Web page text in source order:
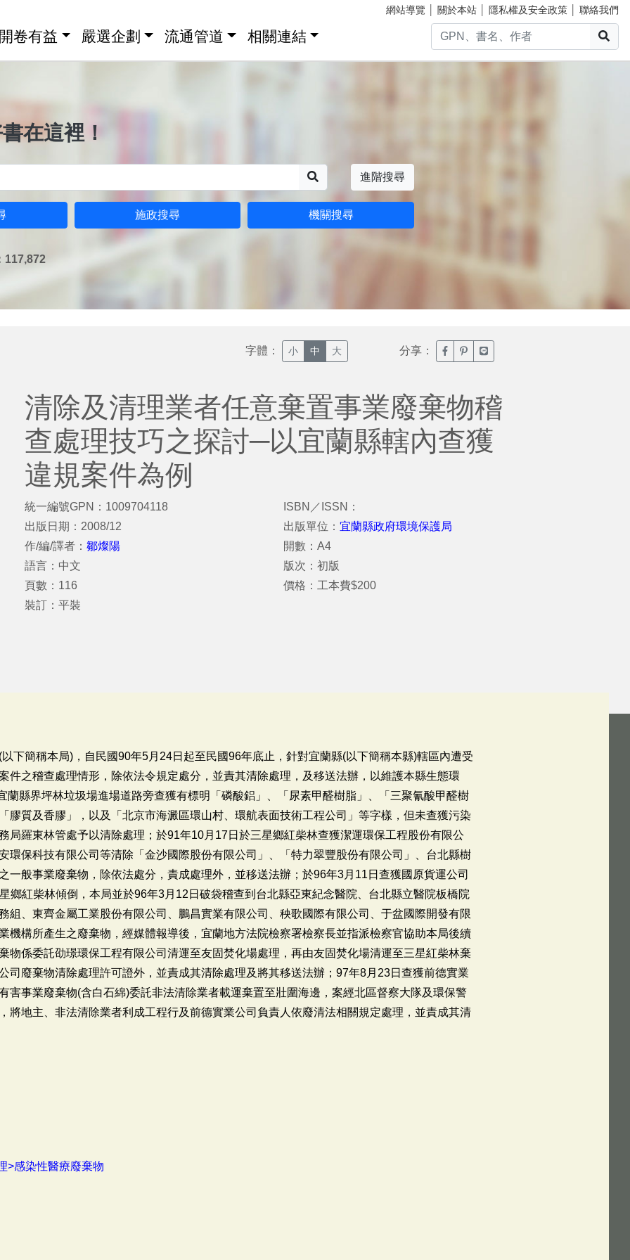
網站導覽 關於本站 隱私權及安全政策 聯絡我們
卷有益 嚴選企劃 流通管道 相關連結
在這裡！
進階搜尋
施政搜尋 機關搜尋
117,872
字體： 小 中 大 分享： 臉書分享(另開新視窗)
噗浪分享(另開新視窗)
Line分享(另開新視窗)
清除及清理業者任意棄置事業廢棄物稽
查處理技巧之探討─以宜蘭縣轄內查獲
違規案件為例
統一編號GPN：1009704118
出版日期：2008/12
作/編/譯者： 鄒燦陽
語言：中文
頁數：116
裝訂：平裝
ISBN／ISSN：
出版單位：宜蘭縣政府環境保護局
開數：A4
版次：初版
價格：工本費$200
下簡稱本局)，自民國90年5月24日起至民國96年底止，針對宜蘭縣(以下簡稱本縣)轄區內遭受
件之稽查處理情形，除依法令規定處分，並責其清除處理，及移送法辦，以維護本縣生態環
蘭縣界坪林垃圾場進場道路旁查獲有標明「磷酸鋁」、「尿素甲醛樹脂」、「三聚氰酸甲醛樹
膠質及香膠」，以及「北京市海澱區環山村、環航表面技術工程公司」等字樣，但未查獲污染
局羅東林管處予以清除處理；於91年10月17日於三星鄉紅柴林查獲潔運環保工程股份有限公
環保科技有限公司等清除「金沙國際股份有限公司」、「特力翠豐股份有限公司」、台北縣樹
一般事業廢棄物，除依法處分，責成處理外，並移送法辦；於96年3月11日查獲國原貨運公司
鄉紅柴林傾倒，本局並於96年3月12日破袋稽查到台北縣亞東紀念醫院、台北縣立醫院板橋院
組、東齊金屬工業股份有限公司、鵬昌實業有限公司、秧歌國際有限公司、于盆國際開發有限
構所產生之廢棄物，經媒體報導後，宜蘭地方法院檢察署檢察長並指派檢察官協助本局後續
物係委託劭璟環保工程有限公司清運至友固焚化場處理，再由友固焚化場清運至三星紅柴林棄
司廢棄物清除處理許可證外，並責成其清除處理及將其移送法辦；97年8月23日查獲前德實業
害事業廢棄物(含白石綿)委託非法清除業者載運棄置至壯圍海邊，案經北區督察大隊及環保警
將地主、非法清除業者利成工程行及前德實業公司負責人依廢清法相關規定處理，並責成其清
>感染性醫療廢棄物